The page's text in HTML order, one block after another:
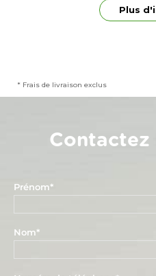
Plus
* Frais de livraison exclus
Contactez
Prénom*
Nom*